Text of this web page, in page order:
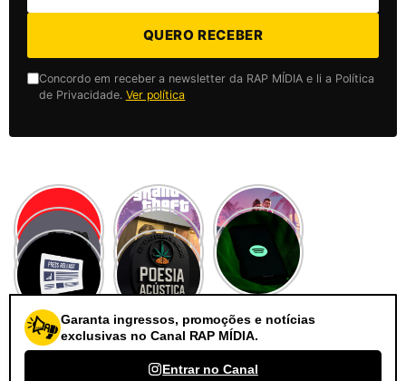
QUERO RECEBER
Concordo em receber a newsletter da RAP MÍDIA e li a Política
de Privacidade. Ver política
Garanta ingressos, promoções e notícias
exclusivas no Canal RAP MÍDIA.
Entrar no Canal